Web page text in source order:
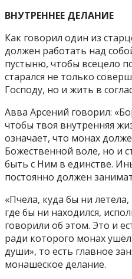
ВНУТРЕННЕЕ ДЕЛАНИЕ
Как говорил один из
должен работать над
пустыню, чтобы всецело
старался не только
Господу, но и жить в
Авва Арсений говорил:
чтобы твоя внутренняя
означает, что монах
Божественной воле, но и
быть с Ним в единстве.
постоянно должен
«Пчела, куда бы ни
где бы ни находился,
говорили об этом. Это и
ради которого монах
души», то есть главное
монашеское делание.